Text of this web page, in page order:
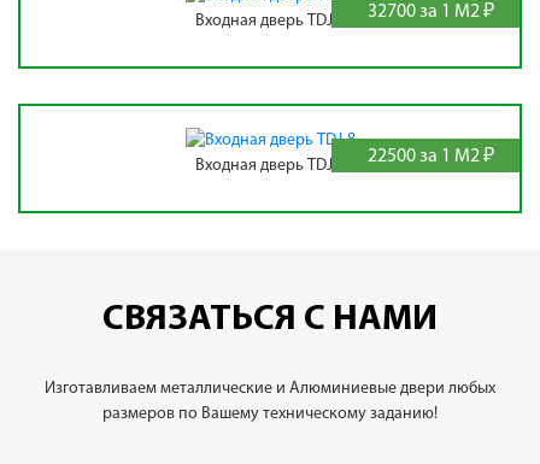
32700 за 1 М2 ₽
Входная дверь TDJ-7
22500 за 1 М2 ₽
Входная дверь TDJ-8
СВЯЗАТЬСЯ С НАМИ
Изготавливаем металлические и Алюминиевые двери любых
размеров по Вашему техническому заданию!